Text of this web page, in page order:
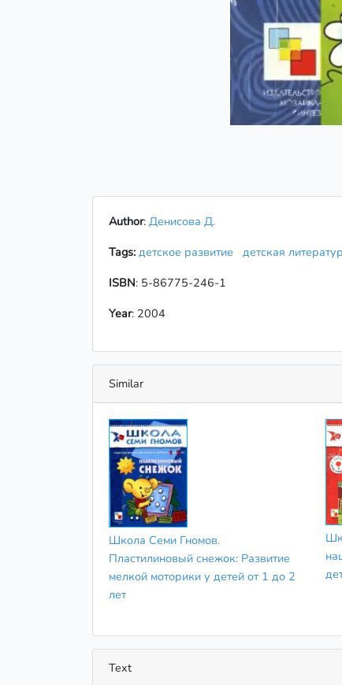
Author: Денисова Д.
Tags: детское развитие
детская
ISBN: 5-86775-246-1
Year: 2004
Similar
Школа Семи Гномов.
Пластилиновый снежок: Развитие
мелкой моторики у детей от 1 до 2
лет
Text